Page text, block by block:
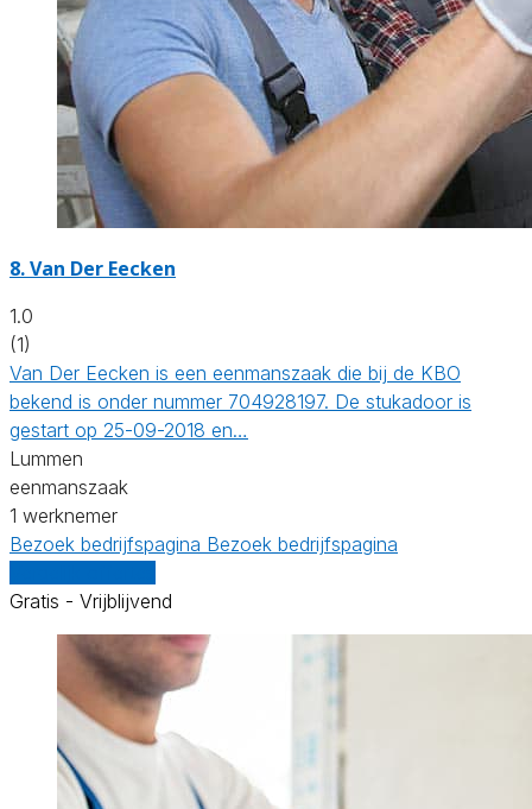
8. Van Der Eecken
1.0
(1)
Van Der Eecken is een eenmanszaak die bij de KBO
bekend is onder nummer 704928197. De stukadoor is
gestart op 25-09-2018 en…
Lummen
eenmanszaak
1 werknemer
Bezoek bedrijfspagina Bezoek bedrijfspagina
Gratis - Vrijblijvend